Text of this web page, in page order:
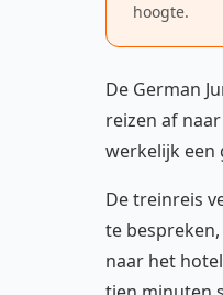
hoogte.
De German
reizen af
werkelijk een
De treinreis
te
naar het